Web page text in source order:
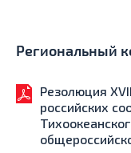
Региональный
Резолюция
российских